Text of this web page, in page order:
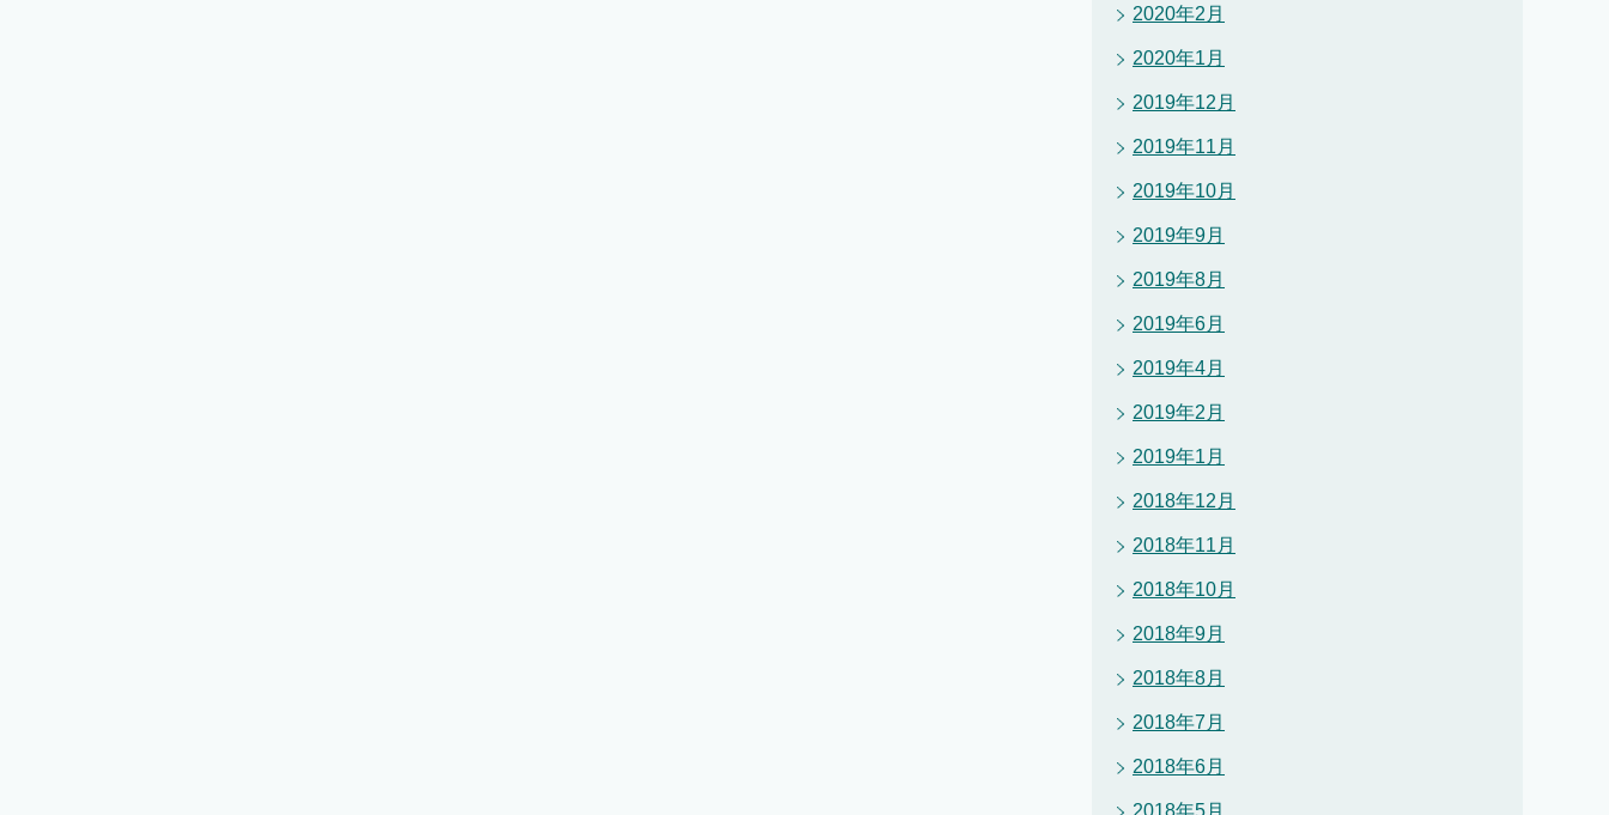
2020年2月
2020年1月
2019年12月
2019年11月
2019年10月
2019年9月
2019年8月
2019年6月
2019年4月
2019年2月
2019年1月
2018年12月
2018年11月
2018年10月
2018年9月
2018年8月
2018年7月
2018年6月
2018年5月